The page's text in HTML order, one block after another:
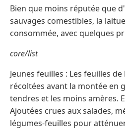
Bien que moins réputée que
sauvages comestibles, la
consommée, avec quelques
core/list
Jeunes feuilles : Les feuilles
récoltées avant la montée en
tendres et les moins amères.
Ajoutées crues aux salades,
légumes-feuilles pour